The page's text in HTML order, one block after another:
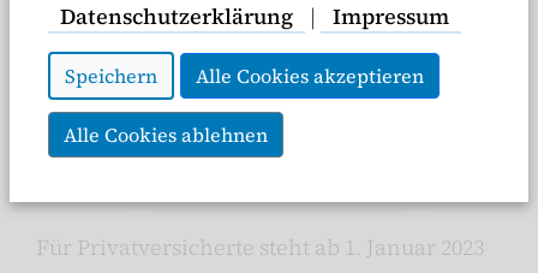
Für Privatversicherte steht ab 1. Januar 2023
Datenschutzerklärung | Impressum
Speichern Alle Cookies akzeptieren
Alle Cookies ablehnen